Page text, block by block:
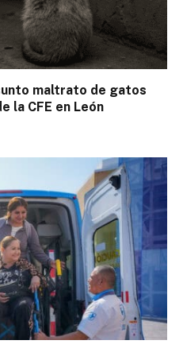
maltrato de gatos
la CFE en León